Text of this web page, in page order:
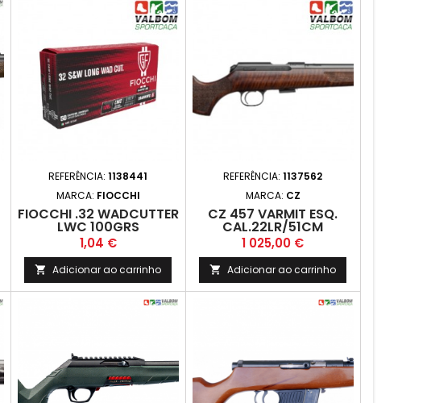
REFERÊNCIA:1138441
MARCA: FIOCCHI
FIOCCHI .32 WADCUTTER
LWC 100GRS
Preço
1,04 €
 Adicionar ao carrinho
REFERÊNCIA:1137562
MARCA: CZ
CZ 457 VARMIT ESQ.
CAL.22LR/51CM
Preço
1 025,00 €
 Adicionar ao carrinho